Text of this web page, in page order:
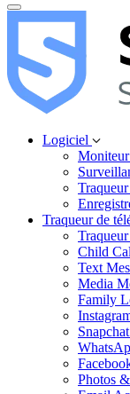
Logiciel
Traqueur de
Child
Text
Media
Family
Photos